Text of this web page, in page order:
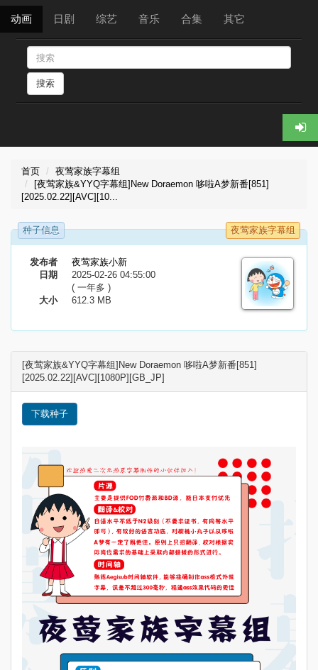
动画 日剧 综艺 音乐 合集 其它
搜索
首页
夜莺家族字幕组
[夜莺家族&YYQ字幕组]New Doraemon 哆啦A梦新番[851]
[2025.02.22][AVC][10...
种子信息 夜莺家族字幕组
发布者
夜莺家族小新
日期
2025-02-26 04:55:00
( 一年多 )
大小
612.3 MB
[夜莺家族&YYQ字幕组]New Doraemon 哆啦A梦新番[851]
[2025.02.22][AVC][1080P][GB_JP]
下载种子